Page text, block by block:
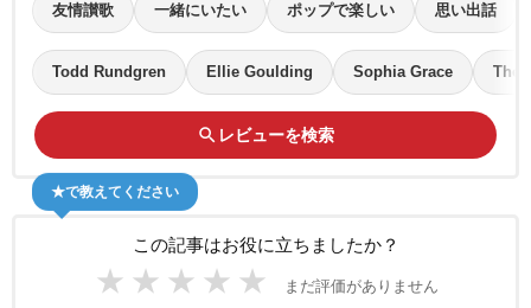
友情讃歌 一緒にいたい ポップで楽しい 思い出話
Todd Rundgren Ellie Goulding Sophia Grace The
search レビューを検索
この記事はお役に立ちましたか？
★ ★ ★ ★ ★ まだ評価がありません
★で教えてください